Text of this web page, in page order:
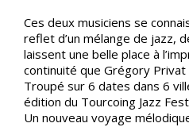
Ces deux musiciens se
reflet d’un mélange de jazz,
laissent une belle place à
continuité que Grégory Privat
Troupé sur 6 dates dans 6
édition du Tourcoing Jazz
Un nouveau voyage